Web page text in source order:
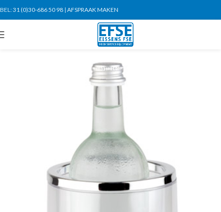
BEL:31 (0)30-686 50 98 | AFSPRAAK MAKEN